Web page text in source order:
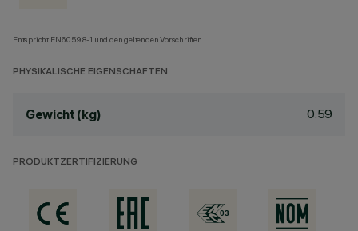
Entspricht EN60598-1 und den geltenden Vorschriften.
PHYSIKALISCHE EIGENSCHAFTEN
Gewicht (kg) 0.59
PRODUKTZERTIFIZIERUNG